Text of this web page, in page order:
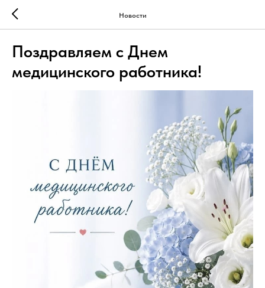
Новости
Поздравляем с Днем
медицинского работника!